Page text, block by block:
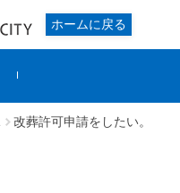
足立区
ホームに戻る
改葬許可申請をしたい。